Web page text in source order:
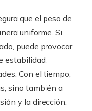
que el peso de
uniforme. Si
puede provocar
estabilidad,
Con el tiempo,
sino también a
y la dirección.